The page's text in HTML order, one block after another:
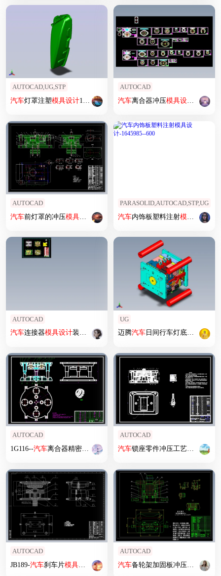
AUTOCAD,UG,STP
汽车灯罩注塑模具设计1673055
AUTOCAD
汽车离合器冲压模具设计 源文件
AUTOCAD
汽车前灯罩的冲压模具设计
PARASOLID,AUTOCAD,STP,UG
汽车内饰板塑料注射模具设计 -
AUTOCAD
汽车连接器模具设计装配图
UG
迈腾汽车日间行车灯底壳注塑 模
AUTOCAD
1G116--汽车离合器精密锻压 模具设计
AUTOCAD
汽车锁座零件冲压工艺分析及 模
AUTOCAD
JB189-汽车刹车片模具设计 [粉末冶金]参考设计
AUTOCAD
汽车备轮架加固板冲压模具设计